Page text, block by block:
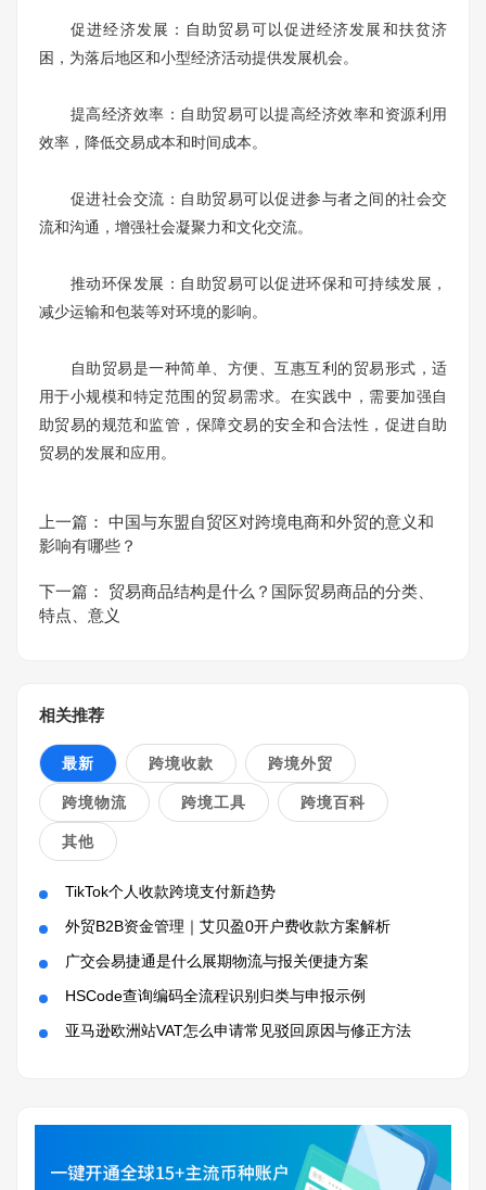
促进经济发展：自助贸易可以促进经济发展和扶贫济
困，为落后地区和小型经济活动提供发展机会。
提高经济效率：自助贸易可以提高经济效率和资源利用
效率，降低交易成本和时间成本。
促进社会交流：自助贸易可以促进参与者之间的社会交
流和沟通，增强社会凝聚力和文化交流。
推动环保发展：自助贸易可以促进环保和可持续发展，
减少运输和包装等对环境的影响。
自助贸易是一种简单、方便、互惠互利的贸易形式，适
用于小规模和特定范围的贸易需求。在实践中，需要加强自
助贸易的规范和监管，保障交易的安全和合法性，促进自助
贸易的发展和应用。
上一篇： 中国与东盟自贸区对跨境电商和外贸的意义和
影响有哪些？
下一篇：
贸易商品结构是什么？国际贸易商品的分类、
特点、意义
相关推荐
最新 跨境收款 跨境外贸
跨境物流 跨境工具 跨境百科
其他
TikTok个人收款跨境支付新趋势
外贸B2B资金管理｜艾贝盈0开户费收款方案解析
广交会易捷通是什么展期物流与报关便捷方案
HSCode查询编码全流程识别归类与申报示例
亚马逊欧洲站VAT怎么申请常见驳回原因与修正方法